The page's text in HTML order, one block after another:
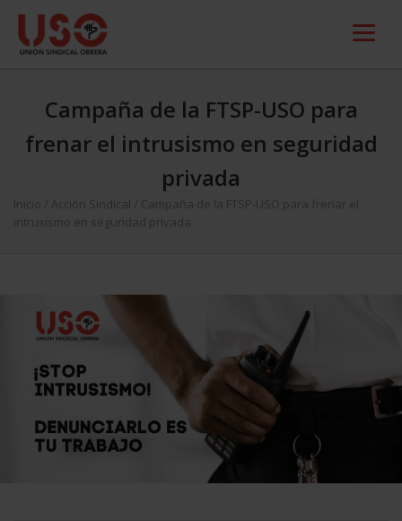
Campaña de la FTSP-USO para
frenar el intrusismo en seguridad
privada
Inicio Acción Sindical
Campaña de la FTSP-USO para frenar el
intrusismo en seguridad privada